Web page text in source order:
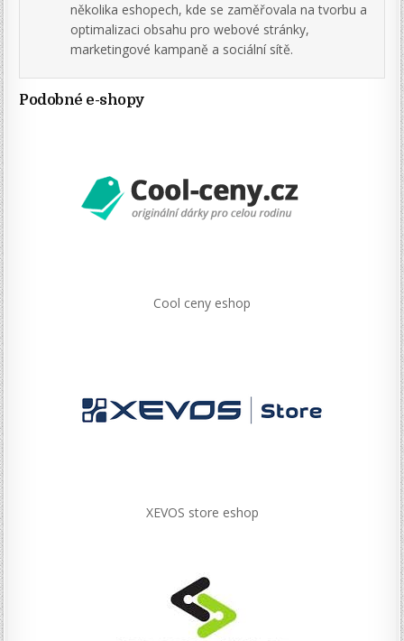
několika eshopech, kde se zaměřovala na tvorbu a
optimalizaci obsahu pro webové stránky,
marketingové kampaně a sociální sítě.
Podobné e-shopy
Cool ceny eshop
XEVOS store eshop